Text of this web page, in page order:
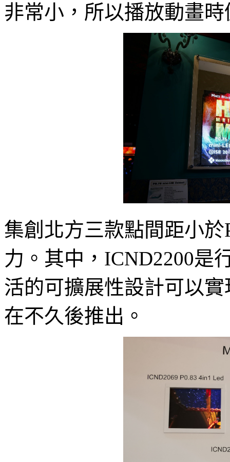
非常小，所以播放動畫
集創北方三款點間距小
力。其中，ICND2200是
活的可擴展性設計可以
在不久後推出。